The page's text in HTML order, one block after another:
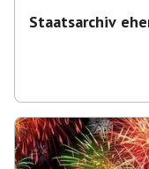
Staatsarchiv